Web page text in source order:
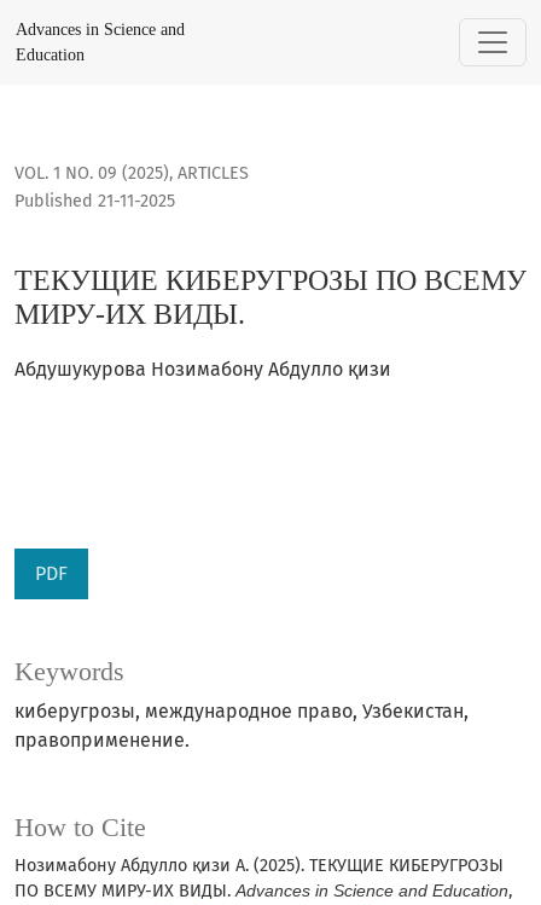
ТЕКУЩИЕ КИБЕРУГРОЗЫ ПО ВСЕМУ МИРУ-ИХ ВИДЫ.
Advances in Science and
Education
VOL. 1 NO. 09 (2025), ARTICLES
ТЕКУЩИЕ КИБЕРУГРОЗЫ ПО ВСЕМУ
МИРУ-ИХ ВИДЫ.
Published 21-11-2025
Aбдушукурова Нозимабону Aбдулло қизи
PDF
Keywords
киберугрозы, международное право, Узбекистан,
правоприменение.
How to Cite
Нозимабону Aбдулло қизи A. (2025). ТЕКУЩИЕ КИБЕРУГРОЗЫ
ПО ВСЕМУ МИРУ-ИХ ВИДЫ.Advances in Science and Education,